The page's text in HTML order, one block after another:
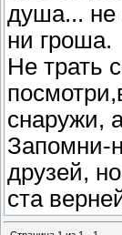
душа... не
ни гроша.
Не трать
снаружи,
Запомни-
друзей,
ста